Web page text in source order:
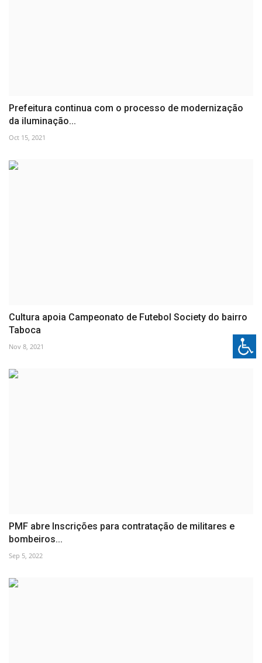
Prefeitura continua com o processo de modernização
da iluminação...
Oct 15, 2021
Cultura apoia Campeonato de Futebol Society do bairro
Taboca
Nov 8, 2021
PMF abre Inscrições para contratação de militares e
bombeiros...
Sep 5, 2022